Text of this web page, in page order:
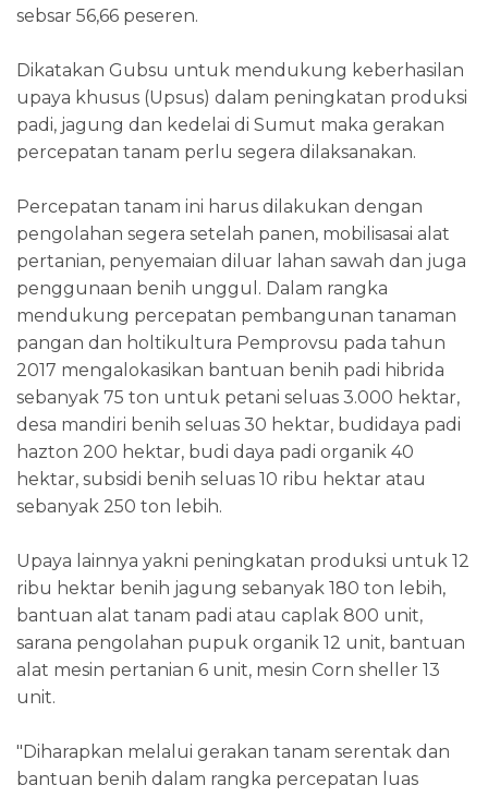
sebsar 56,66 peseren.
Dikatakan Gubsu untuk mendukung keberhasilan
upaya khusus (Upsus) dalam peningkatan produksi
padi, jagung dan kedelai di Sumut maka gerakan
percepatan tanam perlu segera dilaksanakan.
Percepatan tanam ini harus dilakukan dengan
pengolahan segera setelah panen, mobilisasai alat
pertanian, penyemaian diluar lahan sawah dan juga
penggunaan benih unggul. Dalam rangka
mendukung percepatan pembangunan tanaman
pangan dan holtikultura Pemprovsu pada tahun
2017 mengalokasikan bantuan benih padi hibrida
sebanyak 75 ton untuk petani seluas 3.000 hektar,
desa mandiri benih seluas 30 hektar, budidaya padi
hazton 200 hektar, budi daya padi organik 40
hektar, subsidi benih seluas 10 ribu hektar atau
sebanyak 250 ton lebih.
Upaya lainnya yakni peningkatan produksi untuk 12
ribu hektar benih jagung sebanyak 180 ton lebih,
bantuan alat tanam padi atau caplak 800 unit,
sarana pengolahan pupuk organik 12 unit, bantuan
alat mesin pertanian 6 unit, mesin Corn sheller 13
unit.
"Diharapkan melalui gerakan tanam serentak dan
bantuan benih dalam rangka percepatan luas